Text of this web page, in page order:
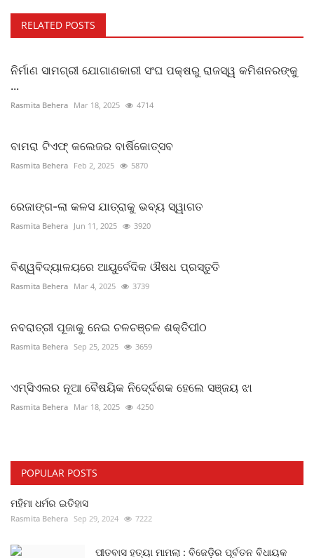
RELATED POSTS
ନିର୍ମାଣ ସାମଗ୍ରୀ ଯୋଗାଣକାରୀ ସଂଘ ପକ୍ଷରୁ ରାଜସ୍ୱ କମିଶନରଙ୍କୁ
...
Rasmita Behera Mar 18, 2025 4714
ବାମରା ଟିଏଫ୍ କଲେଜର ବାର୍ଷିକୋତ୍ସବ
Rasmita Behera Feb 2, 2025 5870
ରେଜାଙ୍ଗ-ଲା କଳସ ଯାତ୍ରାକୁ ଭବ୍ୟ ସ୍ୱାଗତ
Rasmita Behera Jun 11, 2025 3920
ବିଶ୍ୱବିଦ୍ୟାଳୟରେ ଆୟୁର୍ବେଦିକ ଔଷଧ ପ୍ରସ୍ତୁତି
Rasmita Behera Mar 4, 2025 3739
ନବରାତ୍ରୀ ପୂଜାକୁ ନେଇ ଚଳଚଞ୍ଚଳ ଶକ୍ତିପୀଠ
Rasmita Behera Sep 25, 2025 3659
ଏମ୍ସିଏଲର ନୂଆ ବୈଷୟିକ ନିଦେ୍ର୍ଦଶକ ହେଲେ ସଞ୍ଜୟ ଝା
Rasmita Behera Mar 18, 2025 4250
POPULAR POSTS
ମହିମା ଧର୍ମର ଇତିହାସ
Rasmita Behera Sep 29, 2024 7222
ପୀତବାସ ହତ୍ୟା ମାମଲା : ବିଜେଡ଼ିର ପୂର୍ବତନ ବିଧାୟକ